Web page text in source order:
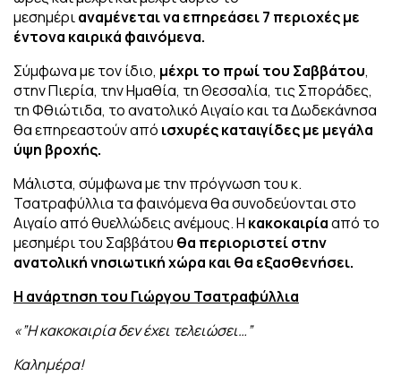
μεσημέριαναμένεται να επηρεάσει 7 περιοχές με
έντονα καιρικά φαινόμενα.
Σύμφωνα με τον ίδιο, μέχρι το πρωί του Σαββάτου,
στην Πιερία, την Ημαθία, τη Θεσσαλία, τις Σποράδες,
τη Φθιώτιδα, το ανατολικό Αιγαίο και τα Δωδεκάνησα
θα επηρεαστούν από ισχυρές καταιγίδες με μεγάλα
ύψη βροχής.
Μάλιστα, σύμφωνα με την πρόγνωση του κ.
Τσατραφύλλια τα φαινόμενα θα συνοδεύονται στο
Αιγαίο από θυελλώδεις ανέμους. Η κακοκαιρίααπό το
μεσημέρι του Σαββάτου θα περιοριστεί στην
ανατολική νησιωτική χώρα και θα εξασθενήσει.
Η ανάρτηση του Γιώργου Τσατραφύλλια
«”Η κακοκαιρία δεν έχει τελειώσει…”
Καλημέρα!